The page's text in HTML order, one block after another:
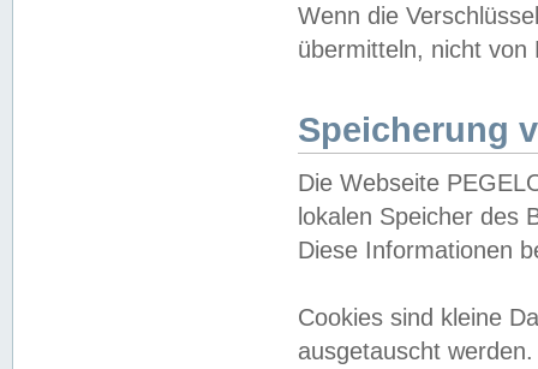
Wenn die
übermitteln, nicht von
Speicherung
Die Webseite
lokalen Speicher des
Diese Informationen
Cookies sind kleine
ausgetauscht